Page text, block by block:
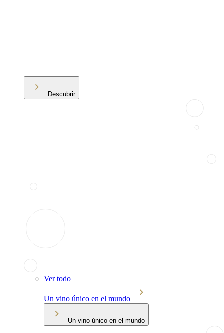
Descubrir
Ver todo
Un vino único en el mundo
Un vino único en el mundo